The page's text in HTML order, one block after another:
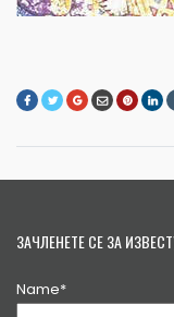
ЗАЧЛЕНЕТЕ СЕ ЗА
Name*